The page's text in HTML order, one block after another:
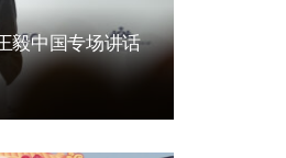
毅中国专场讲话